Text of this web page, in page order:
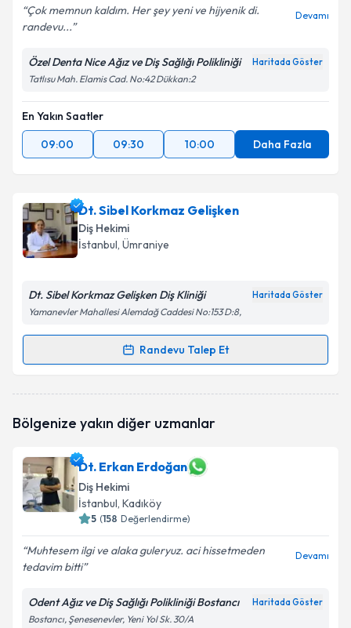
Çok memnun kaldım. Her şey yeni ve hijyenik di.
randevu...
Devamı
Özel Denta Nice Ağız ve Diş Sağlığı Polikliniği Haritada Göster
Tatlısu Mah. Elamis Cad. No:42 Dükkan:2
En Yakın Saatler
09:00
09:30 10:00 Daha Fazla
Dt. Sibel Korkmaz Gelişken
Diş Hekimi
İstanbul, Ümraniye
Dt. Sibel Korkmaz Gelişken Diş Kliniği Haritada Göster
Yamanevler Mahallesi Alemdağ Caddesi No:153 D:8,
Randevu Talep Et
Randevu Takvimi Talebi
talebi oluşturun. Size bu uzmandan randevu almanız
bilgilendireceğiz.
E-posta Adresiniz
Kişisel verilerimin işlenmesine ilişkin
kapsamda işlenmesini kabul ediyorum.
Bölgenize yakın diğer uzmanlar
Dt. Erkan Erdoğan
Diş Hekimi
İstanbul, Kadıköy
5 (158 Değerlendirme)
Muhtesem ilgi ve alaka guleryuz. aci hissetmeden
tedavim bitti
Devamı
Odent Ağız ve Diş Sağlığı Polikliniği Bostancı Haritada Göster
Bostancı, Şenesenevler, Yeni Yol Sk. 30/A